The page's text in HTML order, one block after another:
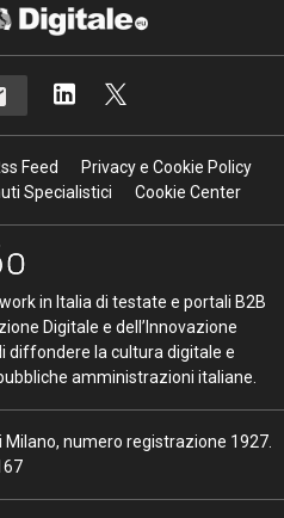
Feed
Privacy e Cookie Policy
Specialistici
Cookie Center
in Italia di testate e portali B2B
Digitale e dell’Innovazione
diffondere la cultura digitale e
amministrazioni italiane.
numero registrazione 1927.